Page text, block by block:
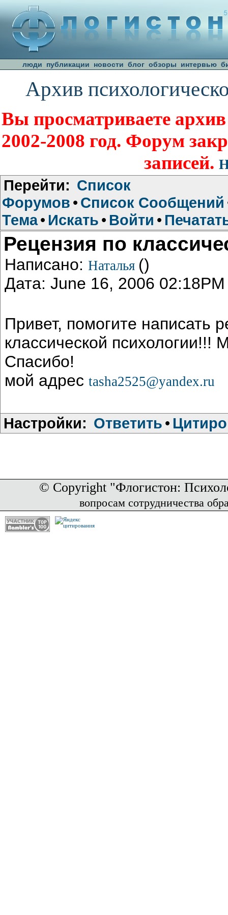
люди публикации новости блог обзоры интервью
Архив
Вы просматриваете
2002-2008 год. Форум
записей.
Перейти: Список
Форумов • Список Сообщений
Тема• Искать • Войти •
Рецензия по
Написано: Наталья ()
Дата: June 16, 2006 02:18PM
Привет, помогите написать
классической психологии!!!
Спасибо!
мой адрес tasha2525@yandex.ru
Настройки: Ответить •
© Copyright "Флогистон:
вопросам сотрудничества